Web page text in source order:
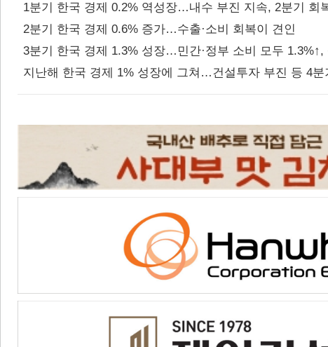
1분기 한국 경제 0.2% 역성장…내수 부진 지속, 2분기 회
2분기 한국 경제 0.6% 증가…수출·소비 회복이 견인
3분기 한국 경제 1.3% 성장…민간·정부 소비 모두 1.3%↑,
지난해 한국 경제 1% 성장에 그쳐…건설투자 부진 등 4분